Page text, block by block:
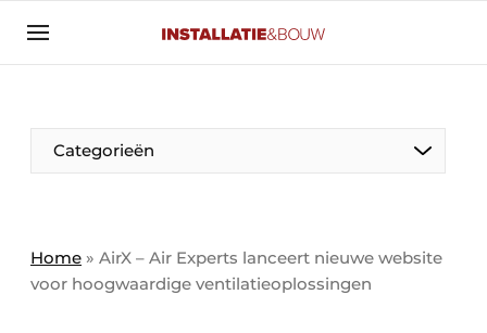
Aanmelden
Banner overzicht
BedrijvenAanmeldenBedankt voor de aanmelding
Contact
Evenement aanmelden
Categorieën
Home » AirX – Air Experts lanceert nieuwe website
voor hoogwaardige ventilatieoplossingen